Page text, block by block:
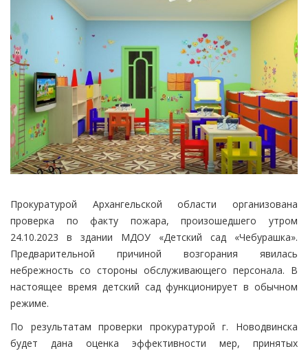
Прокуратурой Архангельской области организована
проверка по факту пожара, произошедшего утром
24.10.2023 в здании МДОУ «Детский сад «Чебурашка».
Предварительной причиной возгорания явилась
небрежность со стороны обслуживающего персонала. В
настоящее время детский сад функционирует в обычном
режиме.
По результатам проверки прокуратурой г. Новодвинска
будет дана оценка эффективности мер, принятых